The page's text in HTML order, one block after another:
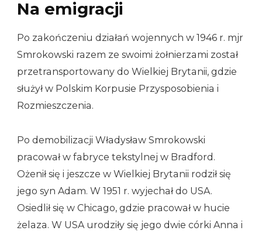
Na emigracji
Po zakończeniu działań wojennych w 1946 r. mjr
Smrokowski razem ze swoimi żołnierzami został
przetransportowany do Wielkiej Brytanii, gdzie
służył w Polskim Korpusie Przysposobienia i
Rozmieszczenia.
Po demobilizacji Władysław Smrokowski
pracował w fabryce tekstylnej w Bradford.
Ożenił się i jeszcze w Wielkiej Brytanii rodził się
jego syn Adam. W 1951 r. wyjechał do USA.
Osiedlił się w Chicago, gdzie pracował w hucie
żelaza. W USA urodziły się jego dwie córki Anna i